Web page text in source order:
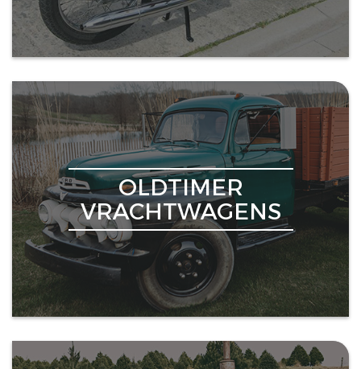
OLDTIMER
VRACHTWAGENS